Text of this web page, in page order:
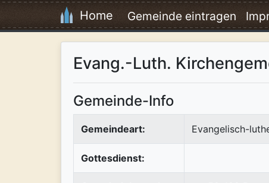
Home Gemeinde eintragen
Evang.-Luth.
Gemeinde-Info
Gemeindeart: Evangelisch-
Gottesdienst: